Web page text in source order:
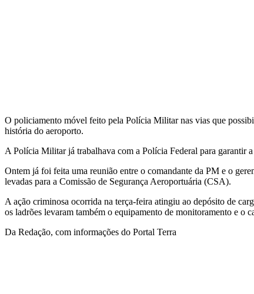
O policiamento móvel feito pela Polícia Militar nas vias que
história do aeroporto.
A Polícia Militar já trabalhava com a Polícia Federal para garantir
Ontem já foi feita uma reunião entre o comandante da PM e o
levadas para a Comissão de Segurança Aeroportuária (CSA).
A ação criminosa ocorrida na terça-feira atingiu ao depósito de
os ladrões levaram também o equipamento de monitoramento e o
Da Redação, com informações do Portal Terra